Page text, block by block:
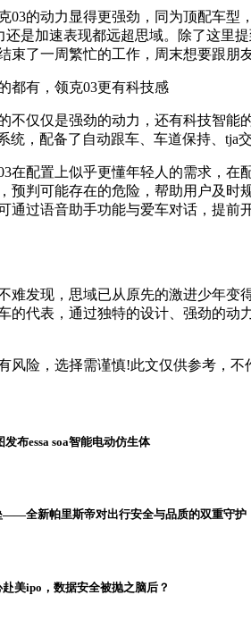
03的动力显得更强劲，同为顶配车型
还是加速表现都远超思域。除了这里
束了一周繁忙的工作，周末想要跟朋
都有，领克03更有科技感
不仅仅是强劲的动力，还有科技智能
统，配备了自动跟车、车道保持、
在配置上似乎更懂年轻人的需求，在
预判可能存在的危险，帮助用户及时
通过语音助手功能与爱车对话，提前
难发现，思域已从原先的激进少年变
的代表，通过独特的设计、强劲的动
风险，选择需谨慎!此文仅供参考，不
发布essa soa智能电动仿生体
——全新帕里斯帝对出行安全与品质的双重守护
美ipo，数据安全被抛之脑后？